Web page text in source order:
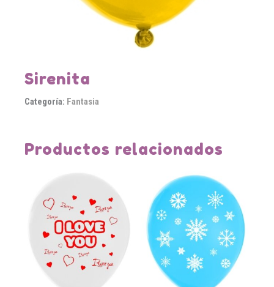
Sirenita
Categoría: Fantasia
Productos relacionados